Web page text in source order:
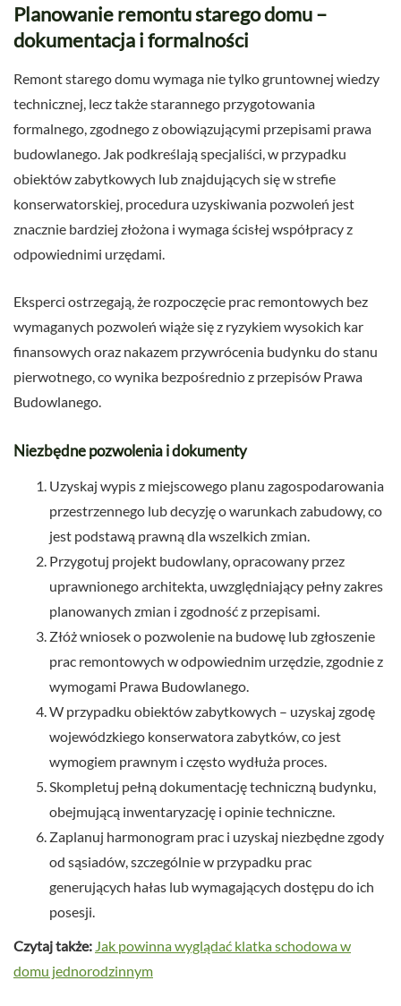
Planowanie remontu starego domu –
dokumentacja i formalności
Remont starego domu wymaga nie tylko gruntownej wiedzy
technicznej, lecz także starannego przygotowania
formalnego, zgodnego z obowiązującymi przepisami prawa
budowlanego. Jak podkreślają specjaliści, w przypadku
obiektów zabytkowych lub znajdujących się w strefie
konserwatorskiej, procedura uzyskiwania pozwoleń jest
znacznie bardziej złożona i wymaga ścisłej współpracy z
odpowiednimi urzędami.
Eksperci ostrzegają, że rozpoczęcie prac remontowych bez
wymaganych pozwoleń wiąże się z ryzykiem wysokich kar
finansowych oraz nakazem przywrócenia budynku do stanu
pierwotnego, co wynika bezpośrednio z przepisów Prawa
Budowlanego.
Niezbędne pozwolenia i dokumenty
Uzyskaj wypis z miejscowego planu zagospodarowania
przestrzennego lub decyzję o warunkach zabudowy, co
jest podstawą prawną dla wszelkich zmian.
Przygotuj projekt budowlany, opracowany przez
uprawnionego architekta, uwzględniający pełny zakres
planowanych zmian i zgodność z przepisami.
Złóż wniosek o pozwolenie na budowę lub zgłoszenie
prac remontowych w odpowiednim urzędzie, zgodnie z
wymogami Prawa Budowlanego.
W przypadku obiektów zabytkowych – uzyskaj zgodę
wojewódzkiego konserwatora zabytków, co jest
wymogiem prawnym i często wydłuża proces.
Skompletuj pełną dokumentację techniczną budynku,
obejmującą inwentaryzację i opinie techniczne.
Zaplanuj harmonogram prac i uzyskaj niezbędne zgody
od sąsiadów, szczególnie w przypadku prac
generujących hałas lub wymagających dostępu do ich
posesji.
Czytaj także: Jak powinna wyglądać klatka schodowa w
domu jednorodzinnym